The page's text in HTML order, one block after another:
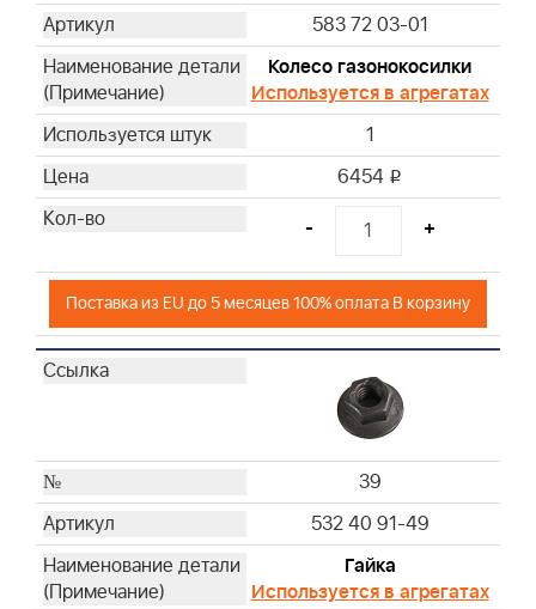
583 72 03-01
Колесо газонокосилки
Используется в агрегатах
1
6454 i
- +
Поставка из EU до 5 месяцев 100% оплата В корзину
39
532 40 91-49
Гайка
Используется в агрегатах